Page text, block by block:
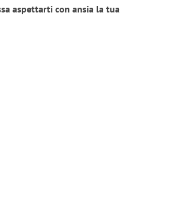
aspettarti con ansia la tua